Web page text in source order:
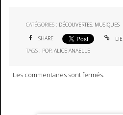
CATÉGORIES : DÉCOUVERTES, MUSIQUES
SHARE
TAGS : POP,ALICE ANAELLE
Les commentaires sont fermés.